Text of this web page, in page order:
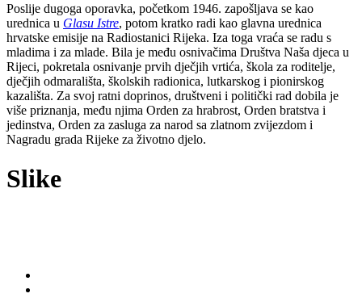
Poslije dugoga oporavka, početkom 1946. zapošljava se kao
urednica u Glasu Istre, potom kratko radi kao glavna urednica
hrvatske emisije na Radiostanici Rijeka. Iza toga vraća se radu s
mladima i za mlade. Bila je među osnivačima Društva Naša djeca u
Rijeci, pokretala osnivanje prvih dječjih vrtića, škola za roditelje,
dječjih odmarališta, školskih radionica, lutkarskog i pionirskog
kazališta. Za svoj ratni doprinos, društveni i politički rad dobila je
više priznanja, među njima Orden za hrabrost, Orden bratstva i
jedinstva, Orden za zasluga za narod sa zlatnom zvijezdom i
Nagradu grada Rijeke za životno djelo.
Slike